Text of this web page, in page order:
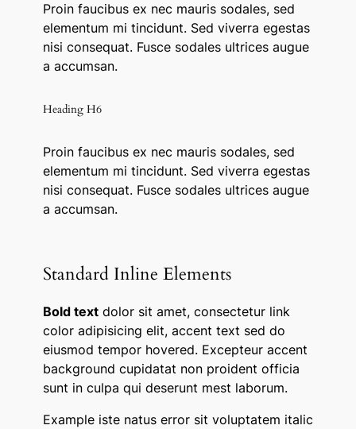
Proin faucibus ex nec mauris sodales, sed
elementum mi tincidunt. Sed viverra egestas
nisi consequat. Fusce sodales ultrices augue
a accumsan.
Heading H6
Proin faucibus ex nec mauris sodales, sed
elementum mi tincidunt. Sed viverra egestas
nisi consequat. Fusce sodales ultrices augue
a accumsan.
Standard Inline Elements
Bold textdolor sit amet, consectetur link
coloradipisicing elit, accent text sed do
eiusmod tempor hovered. Excepteur accent
background cupidatat non proident officia
sunt in culpa qui deserunt mest laborum.
Exampleiste natus error sit voluptatem italic